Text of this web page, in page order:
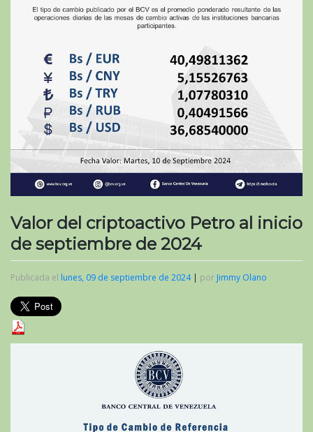
Valor del criptoactivo Petro al inicio
de septiembre de 2024
Publicada el lunes, 09 de septiembre de 2024| por Jimmy Olano